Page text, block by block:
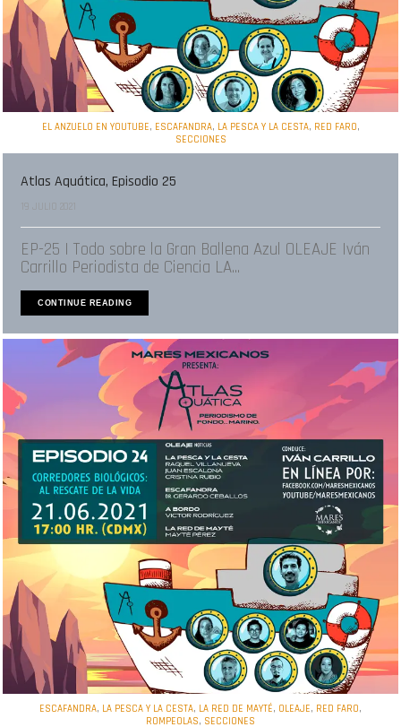
EL ANZUELO EN YOUTUBE, ESCAFANDRA, LA PESCA Y LA CESTA, RED FARO,
SECCIONES
Atlas Aquática, Episodio 25
19 JULIO 2021
EP-25 | Todo sobre la Gran Ballena Azul OLEAJE Iván
Carrillo Periodista de Ciencia LA...
CONTINUE READING
ESCAFANDRA, LA PESCA Y LA CESTA, LA RED DE MAYTÉ, OLEAJE, RED FARO,
ROMPEOLAS, SECCIONES